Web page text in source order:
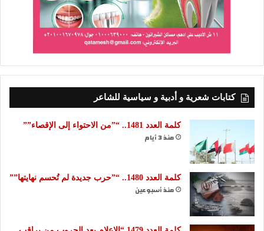
كتابات شعرية و أدبية و سياسية للشاعر
كلمة العدد 1481.. “”من الاحتواء إلى الإقصاء””
منذ 3 أيام
كلمة العدد 1480.. “”حرب جديدة لم تُحسم نهايتها””
منذ أسبوعين